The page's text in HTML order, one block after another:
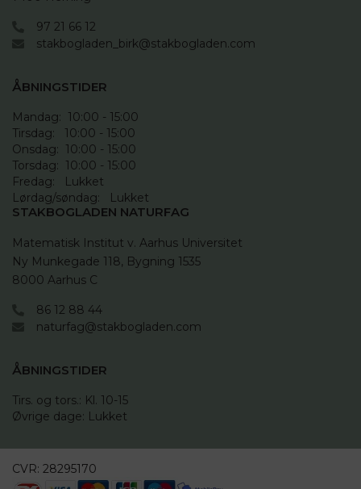
97 21 66 12
stakbogladen_birk@stakbogladen.com
ÅBNINGSTIDER
Mandag:  10:00 - 15:00
Tirsdag:   10:00 - 15:00
Onsdag:  10:00 - 15:00
Torsdag:  10:00 - 15:00
Fredag:   Lukket
Lørdag/søndag:   Lukket
STAKBOGLADEN NATURFAG
Matematisk Institut v. Aarhus Universitet
Ny Munkegade 118, Bygning 1535
8000 Aarhus C
86 12 88 44
naturfag@stakbogladen.com
ÅBNINGSTIDER
Tirs. og tors.: Kl. 10-15
Øvrige dage: Lukket
CVR: 28295170